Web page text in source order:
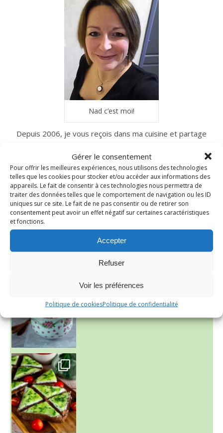
Gérer le consentement
Pour offrir les meilleures expériences, nous utilisons des technologies
telles que les cookies pour stocker et/ou accéder aux informations des
appareils. Le fait de consentir à ces technologies nous permettra de
traiter des données telles que le comportement de navigation ou les ID
uniques sur ce site. Le fait de ne pas consentir ou de retirer son
consentement peut avoir un effet négatif sur certaines caractéristiques
et fonctions.
Accepter
Refuser
Voir les préférences
Politique de cookiesPolitique de confidentialité
Nad c’est moi!
Depuis 2006, je vous reçois dans ma cuisine et partage
N’hésitez pas à me laisser un petit commentaire
si vous les testez à votre tour…
INSTAGRAM